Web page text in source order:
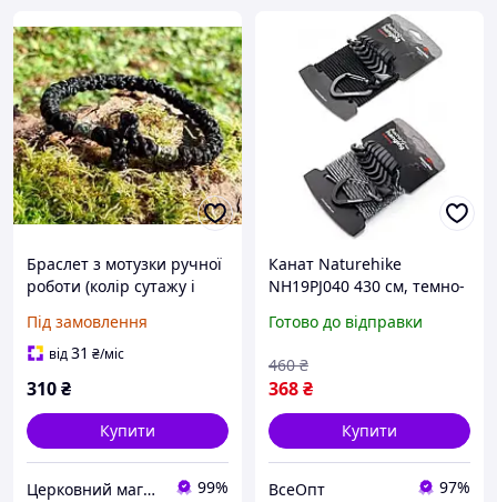
Браслет з мотузки ручної
роботи (колір сутажу і
замовлення)
Під замовлення
від31 ₴/міс
310₴
Купити
Церковний магазин "Трикірій" 99%
Канат Naturehike
NH19PJ040 430 см, темно-
поліестеру та нейлону,
відпочинку
Готово до відправки
368₴
460 ₴
Купити
ВсеОпт 97%